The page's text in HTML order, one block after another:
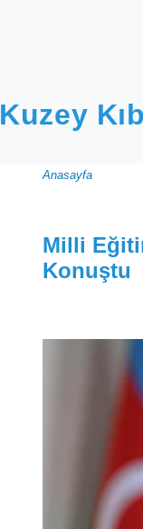
Kuzey
Sayfa
yolu
Anasayfa
Milli
Konuştu